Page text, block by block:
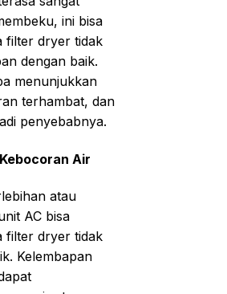
ini bisa
filter dryer tidak
dengan baik.
menunjukkan
terhambat, dan
penyebabnya.
Air
atau
AC bisa
filter dryer tidak
Kelembapan